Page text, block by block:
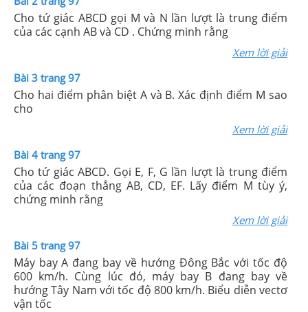
Cho tứ giác ABCD gọi M và N lần lượt là trung điểm
của các cạnh AB và CD . Chứng minh rằng
Xem lời giải
Bài 3 trang 97
Cho hai điểm phân biệt A và B. Xác định điểm M sao
cho
Xem lời giải
Bài 4 trang 97
Cho tứ giác ABCD. Gọi E, F, G lần lượt là trung điểm
của các đoạn thẳng AB, CD, EF. Lấy điểm M tùy ý,
chứng minh rằng
Xem lời giải
Bài 5 trang 97
Máy bay A đang bay về hướng Đông Bắc với tốc độ
600 km/h. Cùng lúc đó, máy bay B đang bay về
hướng Tây Nam với tốc độ 800 km/h. Biểu diễn vectơ
vận tốc